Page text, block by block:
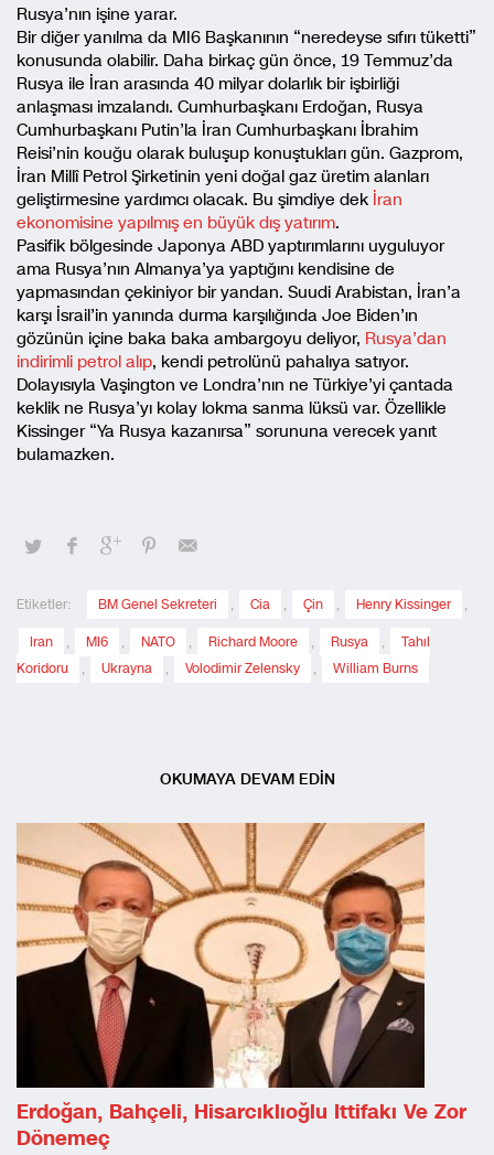
Rusya’nın işine yarar.
Bir diğer yanılma da MI6 Başkanının “neredeyse sıfırı tüketti”
konusunda olabilir. Daha birkaç gün önce, 19 Temmuz’da
Rusya ile İran arasında 40 milyar dolarlık bir işbirliği
anlaşması imzalandı. Cumhurbaşkanı Erdoğan, Rusya
Cumhurbaşkanı Putin’la İran Cumhurbaşkanı İbrahim
Reisi’nin kouğu olarak buluşup konuştukları gün. Gazprom,
İran Millî Petrol Şirketinin yeni doğal gaz üretim alanları
geliştirmesine yardımcı olacak. Bu şimdiye dek İran
ekonomisine yapılmış en büyük dış yatırım.
Pasifik bölgesinde Japonya ABD yaptırımlarını uyguluyor
ama Rusya’nın Almanya’ya yaptığını kendisine de
yapmasından çekiniyor bir yandan. Suudi Arabistan, İran’a
karşı İsrail’in yanında durma karşılığında Joe Biden’ın
gözünün içine baka baka ambargoyu deliyor, Rusya’dan
indirimli petrol alıp, kendi petrolünü pahalıya satıyor.
Dolayısıyla Vaşington ve Londra’nın ne Türkiye’yi çantada
keklik ne Rusya’yı kolay lokma sanma lüksü var. Özellikle
Kissinger “Ya Rusya kazanırsa” sorununa verecek yanıt
bulamazken.
Etiketler: BM Genel Sekreteri , Cia , Çin , Henry Kissinger ,
Iran , MI6 , NATO , Richard Moore , Rusya ,
Tahıl
Koridoru
, Ukrayna , Volodimir Zelensky , William Burns
OKUMAYA DEVAM EDİN
Erdoğan, Bahçeli, Hisarcıklıoğlu Ittifakı Ve Zor
Dönemeç